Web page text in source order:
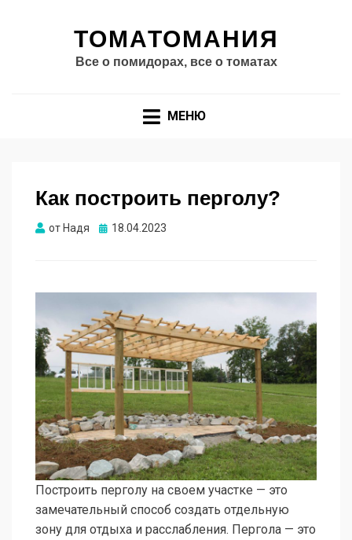
ТОМАТОМАНИЯ
Все о помидорах, все о томатах
МЕНЮ
Как построить перголу?
от Надя Опубликовано
18.04.2023
Построить перголу на своем участке — это
замечательный способ создать отдельную
зону для отдыха и расслабления. Пергола — это